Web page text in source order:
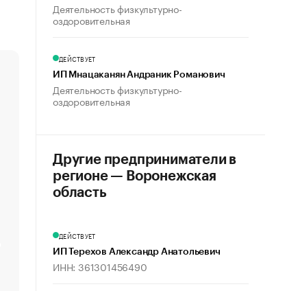
«От спорта тело стареет иначе». Как живет глава
создавшей GTA
Функции менеджмента: пять ключевых основ
управления
Стресс обеспеченных людей: почему рост доходов
Деятельность физкультурно-
оздоровительная
ДЕЙСТВУЕТ
ИП Мнацаканян Андраник Романович
Деятельность физкультурно-
оздоровительная
Другие предприниматели в
регионе — Воронежская
область
ДЕЙСТВУЕТ
ИП Терехов Александр Анатольевич
ИНН: 361301456490